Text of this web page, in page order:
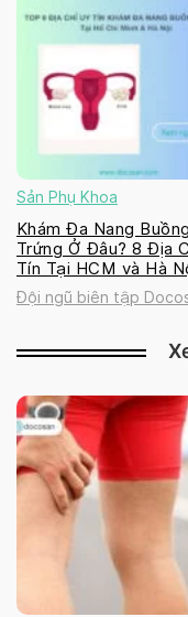
Sản Phụ Khoa
Khám Đa Nang Buồng
Trứng Ở Đâu? 8 Địa
Tín Tại HCM và Hà
2026
Đội ngũ biên tập